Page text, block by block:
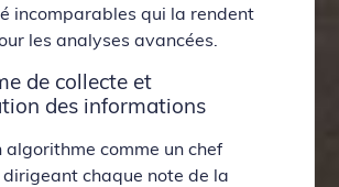
incomparables qui la rendent
les analyses avancées.
de collecte et
des informations
algorithme comme un chef
dirigeant chaque note de la